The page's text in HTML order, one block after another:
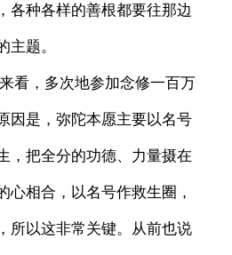
各种各样的善根都要往那边
主题。
看，多次地参加念修一百万
因是，弥陀本愿主要以名号
，把全分的功德、力量摄在
心相合，以名号作救生圈，
所以这非常关键。从前也说